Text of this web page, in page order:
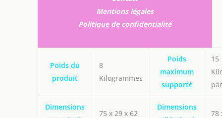
Mentions légales
Politique de confidentialité
Poids du
produit
8
Kilogrammes
Poids
maximum
supporté
15
Dimensions
75 x 29 x 62
Dimensions
78